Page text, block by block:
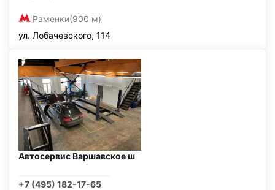
Раменки(900 м)
ул. Лобачевского, 114
Автосервис Варшавское ш
+7 (495) 182-17-65